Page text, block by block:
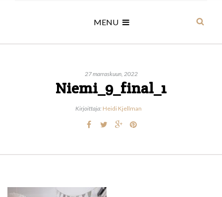
MENU
27 marraskuun, 2022
Niemi_9_final_1
Kirjoittaja: Heidi Kjellman